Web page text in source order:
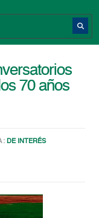
70 años
:DE INTERÉS